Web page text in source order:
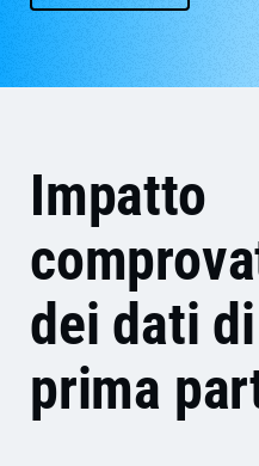
Impatto
dei dati di
prima